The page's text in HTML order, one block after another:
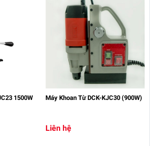
1500W
Máy Khoan Từ DCK-KJC30 (900W)
Liên hệ